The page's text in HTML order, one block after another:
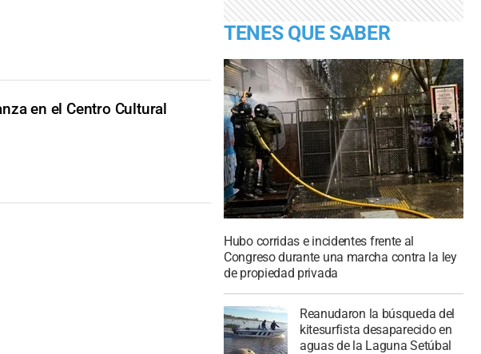
en el Centro Cultural
TENES QUE SABER
Hubo corridas e incidentes frente al
Congreso durante una marcha contra la ley
de propiedad privada
Reanudaron la búsqueda del
kitesurfista desaparecido en
aguas de la Laguna Setúbal